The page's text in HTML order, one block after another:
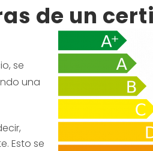
de un
se
una
Esto se